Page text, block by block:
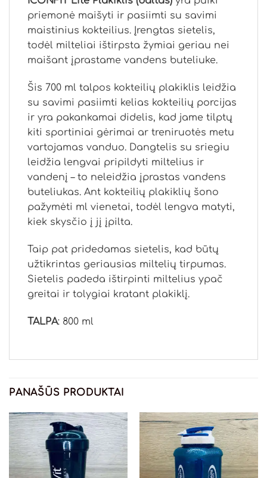
priemonė maišyti ir pasiimti su savimi
maistinius kokteilius. Įrengtas sietelis,
todėl milteliai ištirpsta žymiai geriau nei
maišant įprastame vandens buteliuke.
Šis 700 ml talpos kokteilių plakiklis leidžia
su savimi pasiimti kelias kokteilių porcijas
ir yra pakankamai didelis, kad jame tilptų
kiti sportiniai gėrimai ar treniruotės metu
vartojamas vanduo. Dangtelis su sriegiu
leidžia lengvai pripildyti miltelius ir
vandenį – to neleidžia įprastas vandens
buteliukas. Ant kokteilių plakiklių šono
pažymėti ml vienetai, todėl lengva matyti,
kiek skysčio į jį įpilta.
Taip pat pridedamas sietelis, kad būtų
užtikrintas geriausias miltelių tirpumas.
Sietelis padeda ištirpinti miltelius ypač
greitai ir tolygiai kratant plakiklį.
TALPA: 800 ml
PANAŠŪS PRODUKTAI